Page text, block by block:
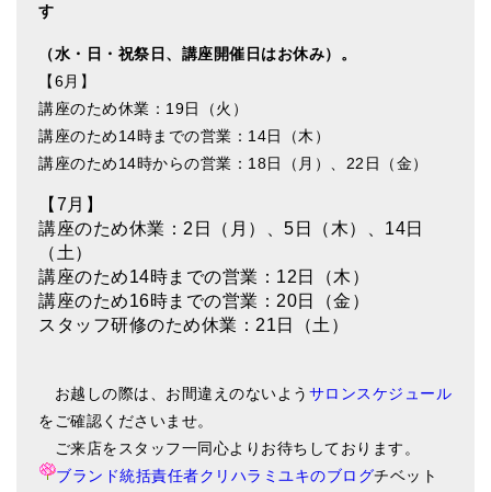
す
（水・日・祝祭日、講座開催日はお休み）。
【6月】
講座のため休業：19日（火）
講座のため14時までの営業：14日（木）
講座のため14時からの営業：18日（月）、22日（金）
【7月】
講座のため休業：2日（月）、5日（木）、14日
（土）
講座のため14時までの営業：12日（木）
講座のため16時までの営業：20日（金）
スタッフ研修のため休業：21日（土）
お越しの際は、お間違えのないよう サロンスケジュール
をご確認くださいませ。
ご来店をスタッフ一同心よりお待ちしております。
ブランド統括責任者クリハラミユキのブログチベット